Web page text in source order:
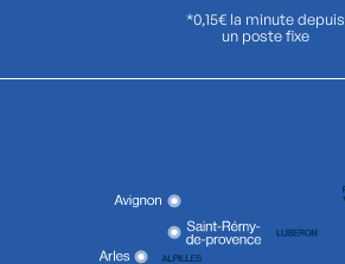
*0,15€ la minute depuis
un poste fixe